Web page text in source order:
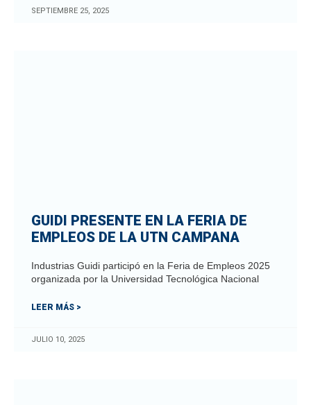
SEPTIEMBRE 25, 2025
GUIDI PRESENTE EN LA FERIA DE
EMPLEOS DE LA UTN CAMPANA
Industrias Guidi participó en la Feria de Empleos 2025
organizada por la Universidad Tecnológica Nacional
LEER MÁS >
JULIO 10, 2025